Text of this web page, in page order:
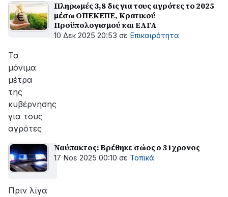
Πληρωμές 3,8 δις για τους αγρότες το 2025
μέσω ΟΠΕΚΕΠΕ, Κρατικού
Προϋπολογισμού και ΕΛΓΑ
10 Δεκ 2025 20:53 σε Επικαιρότητα
Τα
μόνιμα
μέτρα
της
κυβέρνησης
για τους
αγρότες
Ναύπακτος: Βρέθηκε σώος ο 31χρονος
17 Νοε 2025 00:10 σε Τοπικά
Πριν λίγα